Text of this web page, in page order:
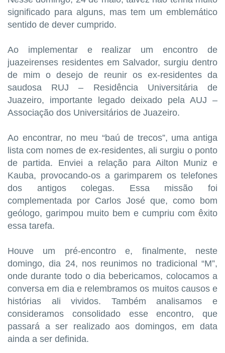
significado para alguns, mas tem um emblemático
sentido de dever cumprido.
Ao implementar e realizar um encontro de
juazeirenses residentes em Salvador, surgiu dentro
de mim o desejo de reunir os ex-residentes da
saudosa RUJ – Residência Universitária de
Juazeiro, importante legado deixado pela AUJ –
Associação dos Universitários de Juazeiro.
Ao encontrar, no meu “baú de trecos”, uma antiga
lista com nomes de ex-residentes, ali surgiu o ponto
de partida. Enviei a relação para Ailton Muniz e
Kauba, provocando-os a garimparem os telefones
dos antigos colegas. Essa missão foi
complementada por Carlos José que, como bom
geólogo, garimpou muito bem e cumpriu com êxito
essa tarefa.
Houve um pré-encontro e, finalmente, neste
domingo, dia 24, nos reunimos no tradicional “M”,
onde durante todo o dia bebericamos, colocamos a
conversa em dia e relembramos os muitos causos e
histórias ali vividos. Também analisamos e
consideramos consolidado esse encontro, que
passará a ser realizado aos domingos, em data
ainda a ser definida.